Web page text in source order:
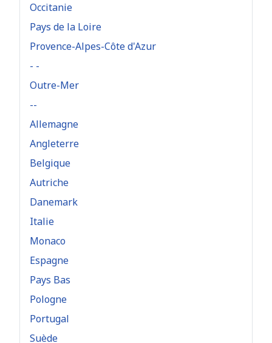
Occitanie
Pays de la Loire
Provence-Alpes-Côte d'Azur
- -
Outre-Mer
--
Allemagne
Angleterre
Belgique
Autriche
Danemark
Italie
Monaco
Espagne
Pays Bas
Pologne
Portugal
Suède